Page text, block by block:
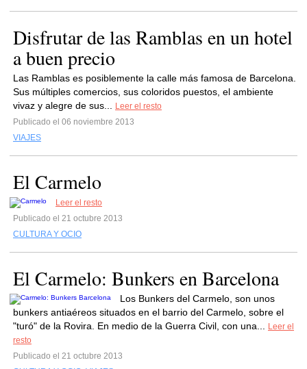
Disfrutar de las Ramblas en un hotel
a buen precio
Las Ramblas es posiblemente la calle más famosa de Barcelona.
Sus múltiples comercios, sus coloridos puestos, el ambiente
vivaz y alegre de sus...
Leer el resto
Publicado el 06 noviembre 2013
VIAJES
El Carmelo
Leer el resto
Publicado el 21 octubre 2013
CULTURA Y OCIO
El Carmelo: Bunkers en Barcelona
Los Bunkers del Carmelo, son unos
bunkers antiaéreos situados en el barrio del Carmelo, sobre el
"turó" de la Rovira. En medio de la Guerra Civil, con una...
Leer el
resto
Publicado el 21 octubre 2013